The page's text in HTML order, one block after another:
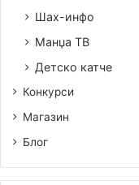
Шах-инфо
Манџа ТВ
Детско катче
Конкурси
Магазин
Блог